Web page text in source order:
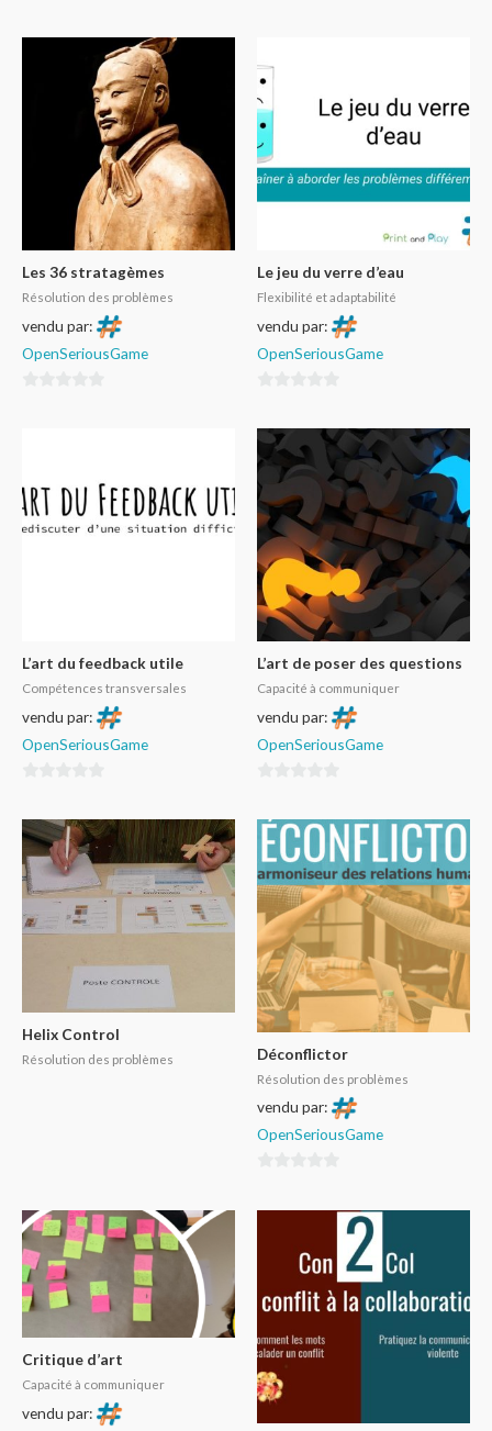
Les 36 stratagèmes
Résolution des problèmes
vendu par:
OpenSeriousGame
Le jeu du verre d’eau
Flexibilité et adaptabilité
vendu par:
OpenSeriousGame
sur
L’art du feedback utile
Compétences transversales
vendu par:
OpenSeriousGame
sur
5
L’art de poser des questions
Capacité à communiquer
vendu par:
OpenSeriousGame
sur
Helix Control
Résolution des problèmes Déconflictor
Résolution des problèmes
vendu par:
OpenSeriousGame
sur
Critique d’art
Capacité à communiquer
vendu par: